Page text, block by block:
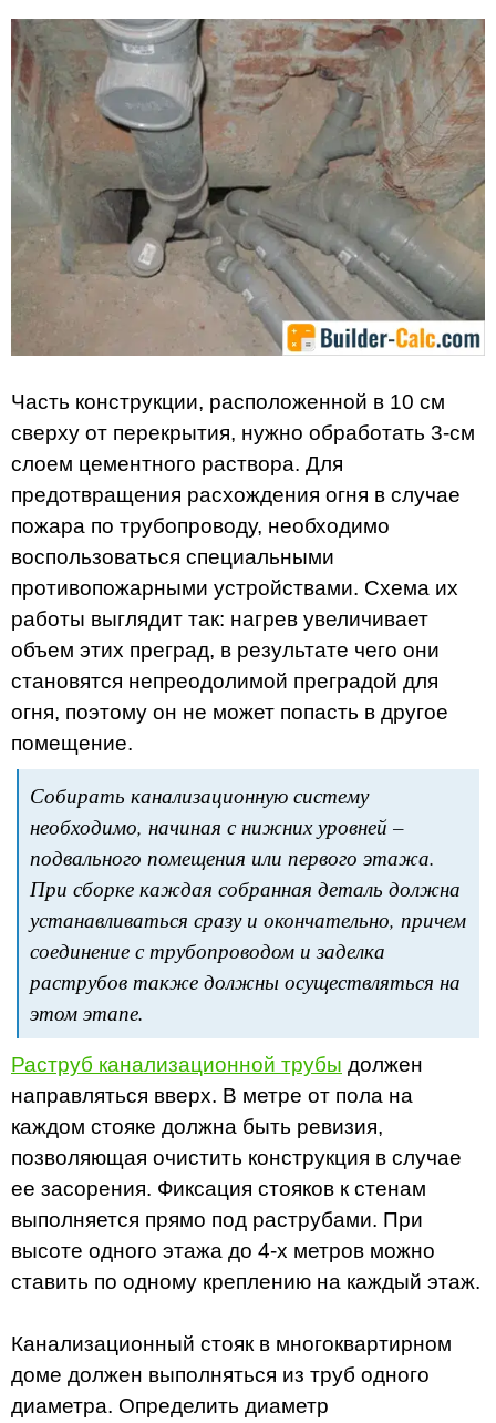
Часть конструкции, расположенной в 10 см
сверху от перекрытия, нужно обработать 3-см
слоем цементного раствора. Для
предотвращения расхождения огня в случае
пожара по трубопроводу, необходимо
воспользоваться специальными
противопожарными устройствами. Схема их
работы выглядит так: нагрев увеличивает
объем этих преград, в результате чего они
становятся непреодолимой преградой для
огня, поэтому он не может попасть в другое
помещение.
Собирать канализационную систему
необходимо, начиная с нижних уровней –
подвального помещения или первого этажа.
При сборке каждая собранная деталь должна
устанавливаться сразу и окончательно, причем
соединение с трубопроводом и заделка
раструбов также должны осуществляться на
этом этапе.
Раструб канализационной трубы должен
направляться вверх. В метре от пола на
каждом стояке должна быть ревизия,
позволяющая очистить конструкция в случае
ее засорения. Фиксация стояков к стенам
выполняется прямо под раструбами. При
высоте одного этажа до 4-х метров можно
ставить по одному креплению на каждый этаж.
Канализационный стояк в многоквартирном
доме должен выполняться из труб одного
диаметра. Определить диаметр